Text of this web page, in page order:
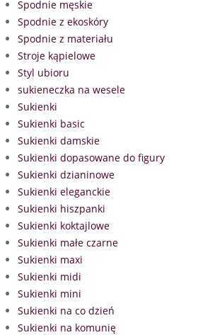
Spodnie męskie
Spodnie z ekoskóry
Spodnie z materiału
Stroje kąpielowe
Styl ubioru
sukieneczka na wesele
Sukienki
Sukienki basic
Sukienki damskie
Sukienki dopasowane do figury
Sukienki dzianinowe
Sukienki eleganckie
Sukienki hiszpanki
Sukienki koktajlowe
Sukienki małe czarne
Sukienki maxi
Sukienki midi
Sukienki mini
Sukienki na co dzień
Sukienki na komunię